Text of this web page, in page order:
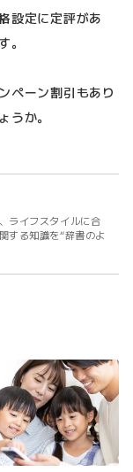
設定に定評があ
。
ペーン割引もあり
うか。
ライフスタイルに合
する知識を“辞書のよ